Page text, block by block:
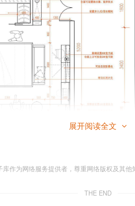
展开阅读全文
作为网络服务提供者，尊重网络版权及其
THE END